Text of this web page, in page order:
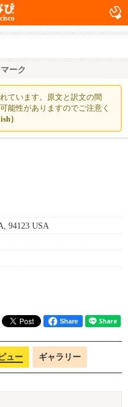
ーク
ています。原文と訳文の間
能性がありますのでご注意く
）
94123 USA
Share
ュー ギャラリー